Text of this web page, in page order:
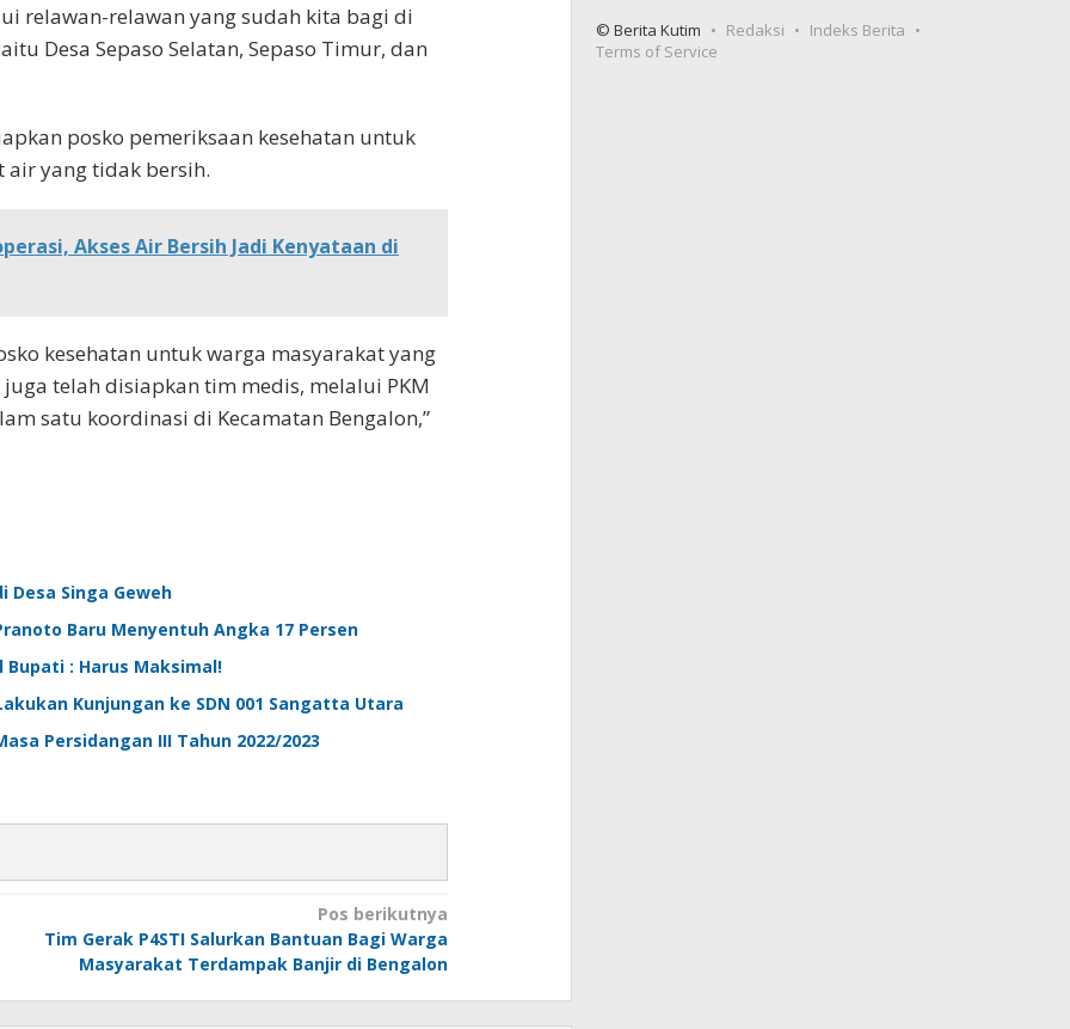
relawan-relawan yang sudah kita bagi di
Desa Sepaso Selatan, Sepaso Timur, dan
posko pemeriksaan kesehatan untuk
air yang tidak bersih.
Akses Air Bersih Jadi Kenyataan di
kesehatan untuk warga masyarakat yang
telah disiapkan tim medis, melalui PKM
satu koordinasi di Kecamatan Bengalon,”
Desa Singa Geweh
Baru Menyentuh Angka 17 Persen
Bupati : Harus Maksimal!
Kunjungan ke SDN 001 Sangatta Utara
Persidangan III Tahun 2022/2023
Pos berikutnya
Tim Gerak P4STI Salurkan Bantuan Bagi Warga
Masyarakat Terdampak Banjir di Bengalon
© Berita Kutim Redaksi
Indeks Berita
Terms of Service